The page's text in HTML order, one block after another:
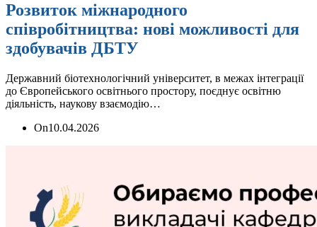
Розвиток міжнародного
співробітництва: нові можливості для
здобувачів ДБТУ
Державний біотехнологічний університет, в межах інтеграції
до Європейського освітнього простору, поєднує освітню
діяльність, наукову взаємодію…
On10.04.2026